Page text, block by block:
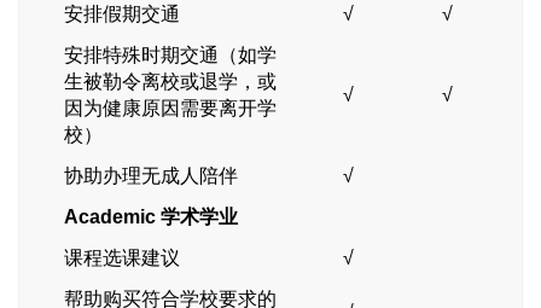
安排假期交通
√
√
安排特殊时期交通（如学
生被勒令离校或退学，或
因为健康原因需要离开学
校）
√ √
协助办理无成人陪伴
√
Academic 学术学业
课程选课建议
√
帮助购买符合学校要求的